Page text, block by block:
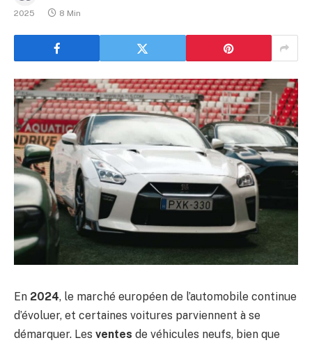
2025
8 Min
En 2024, le marché européen de l’automobile continue
d’évoluer, et certaines voitures parviennent à se
démarquer. Les ventes de véhicules neufs, bien que